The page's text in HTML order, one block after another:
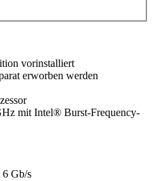
vorinstalliert
erworben werden
mit Intel® Burst-Frequency-
Gb/s